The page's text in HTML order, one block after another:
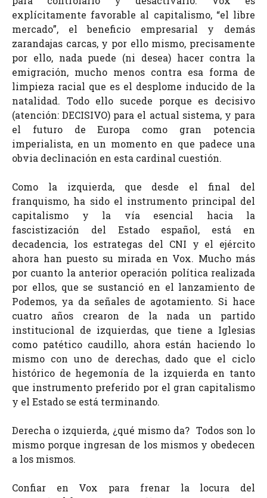
explícitamente favorable al capitalismo, “el libre
mercado”, el beneficio empresarial y demás
zarandajas carcas, y por ello mismo, precisamente
por ello, nada puede (ni desea) hacer contra la
emigración, mucho menos contra esa forma de
limpieza racial que es el desplome inducido de la
natalidad. Todo ello sucede porque es decisivo
(atención: DECISIVO) para el actual sistema, y para
el futuro de Europa como gran potencia
imperialista, en un momento en que padece una
obvia declinación en esta cardinal cuestión.
Como la izquierda, que desde el final del
franquismo, ha sido el instrumento principal del
capitalismo y la vía esencial hacia la
fascistización del Estado español, está en
decadencia, los estrategas del CNI y el ejército
ahora han puesto su mirada en Vox. Mucho más
por cuanto la anterior operación política realizada
por ellos, que se sustanció en el lanzamiento de
Podemos, ya da señales de agotamiento. Si hace
cuatro años crearon de la nada un partido
institucional de izquierdas, que tiene a Iglesias
como patético caudillo, ahora están haciendo lo
mismo con uno de derechas, dado que el ciclo
histórico de hegemonía de la izquierda en tanto
que instrumento preferido por el gran capitalismo
y el Estado se está terminando.
Derecha o izquierda, ¿qué mismo da? Todos son lo
mismo porque ingresan de los mismos y obedecen
a los mismos.
Confiar en Vox para frenar la locura del